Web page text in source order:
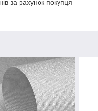
за рахунок покупця